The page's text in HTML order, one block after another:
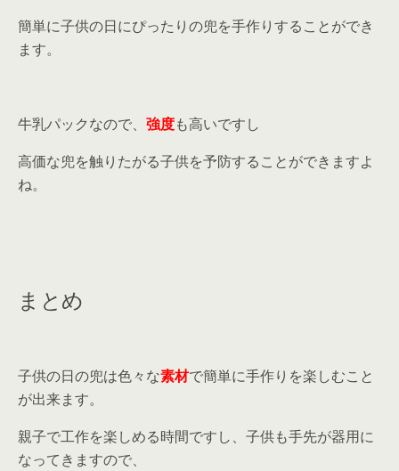
簡単に子供の日にぴったりの兜を手作りすることができ
ます。
牛乳パックなので、 強度も高いですし
高価な兜を触りたがる子供を予防することができますよ
ね。
まとめ
子供の日の兜は色々な素材で簡単に手作りを楽しむこと
が出来ます。
親子で工作を楽しめる時間ですし、子供も手先が器用に
なってきますので、